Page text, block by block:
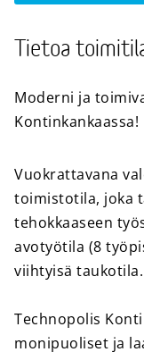
Tietoa
Moderni ja
Kontinkankaassa!
Vuokrattavana
toimistotila, joka
tehokkaaseen
avotyötila (8
viihtyisä taukotila.
Technopolis
monipuoliset ja